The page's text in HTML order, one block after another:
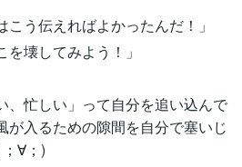
こう伝えればよかったんだ！」
を壊してみよう！」
、忙しい」って自分を追い込んで
が入るための隙間を自分で塞いじ
∀；)